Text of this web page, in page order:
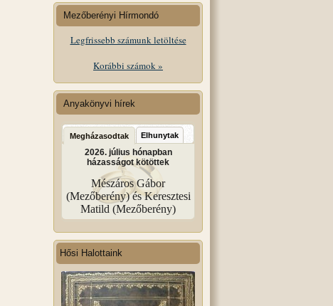
Mezőberényi Hírmondó
Legfrissebb számunk letöltése
Korábbi számok »
Anyakönyvi hírek
Megházasodtak Elhunytak
2026. július hónapban
házasságot kötöttek
Mészáros Gábor
(Mezőberény) és Keresztesi
Matild (Mezőberény)
Hősi Halottaink